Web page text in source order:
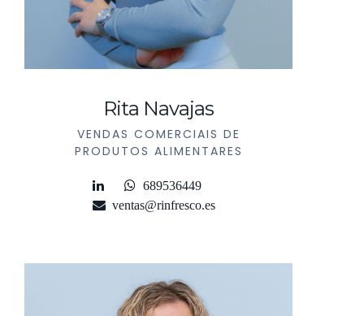
Rita Navajas
VENDAS COMERCIAIS DE
PRODUTOS ALIMENTARES
689536449
ventas@rinfresco.es